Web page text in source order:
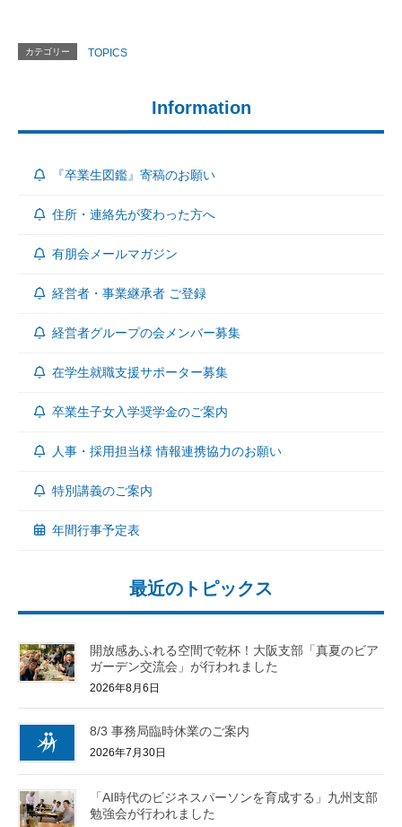
カテゴリー TOPICS
Information
『卒業生図鑑』寄稿のお願い
住所・連絡先が変わった方へ
有朋会メールマガジン
経営者・事業継承者 ご登録
経営者グループの会メンバー募集
在学生就職支援サポーター募集
卒業生子女入学奨学金のご案内
人事・採用担当様 情報連携協力のお願い
特別講義のご案内
年間行事予定表
最近のトピックス
開放感あふれる空間で乾杯！大阪支部「真夏のビア
ガーデン交流会」が行われました
2026年8月6日
8/3 事務局臨時休業のご案内
2026年7月30日
「AI時代のビジネスパーソンを育成する」九州支部
勉強会が行われました